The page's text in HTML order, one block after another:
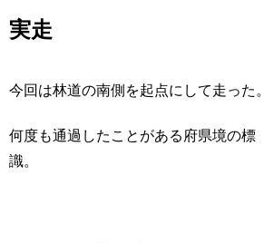
実走
今回は林道の南側を起点にして走った。
何度も通過したことがある府県境の標
識。